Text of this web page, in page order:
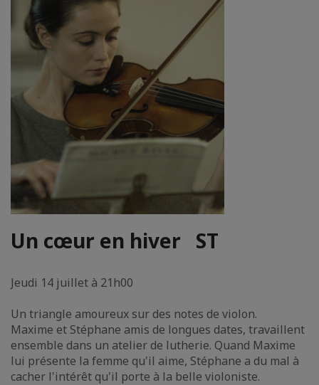
Un cœur en hiver ST
Jeudi 14 juillet à 21h00
Un triangle amoureux sur des notes de violon.
Maxime et Stéphane amis de longues dates, travaillent
ensemble dans un atelier de lutherie. Quand Maxime
lui présente la femme qu'il aime, Stéphane a du mal à
cacher l'intérêt qu'il porte à la belle violoniste.